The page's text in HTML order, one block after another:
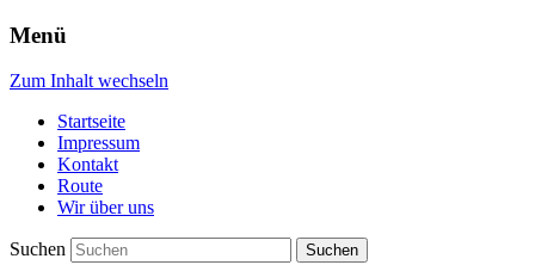
Menü
Zum Inhalt wechseln
Startseite
Impressum
Kontakt
Route
Wir über uns
Suchen